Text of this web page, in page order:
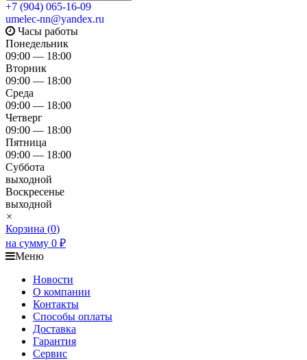
+7 (904) 065-16-09
umelec-nn@yandex.ru
Часы работы
Понедельник
09:00 — 18:00
Вторник
09:00 — 18:00
Среда
09:00 — 18:00
Четверг
09:00 — 18:00
Пятница
09:00 — 18:00
Суббота
выходной
Воскресенье
выходной
×
Корзина (0)
на сумму 0 ₽
Меню
Новости
О компании
Контакты
Способы оплаты
Доставка
Гарантия
Сервис